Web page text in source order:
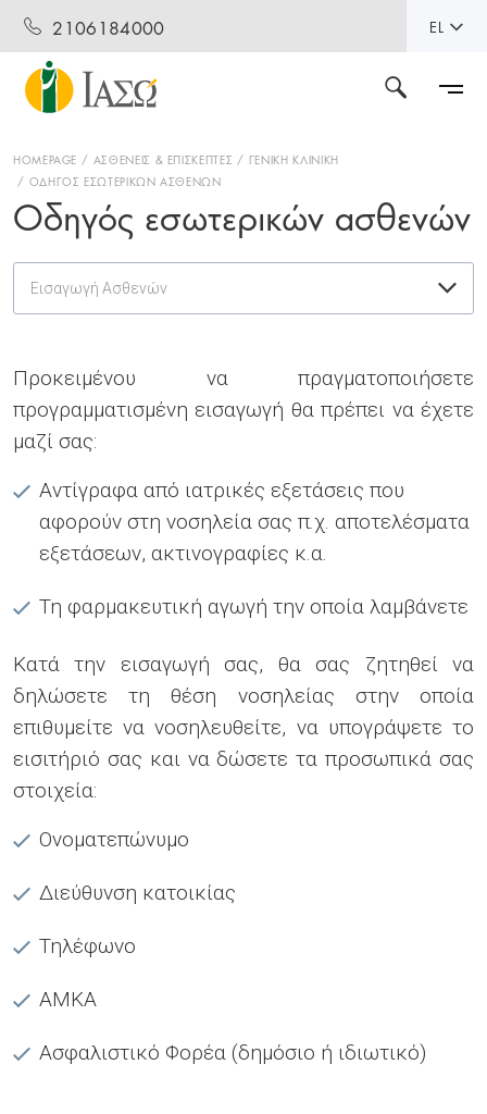
2106184000 EL
HOMEPAGE ΑΣΘΕΝΕΙΣ & ΕΠΙΣΚΕΠΤΕΣ
ΓΕΝΙΚΗ ΚΛΙΝΙΚΗ
ΟΔΗΓΟΣ ΕΣΩΤΕΡΙΚΩΝ ΑΣΘΕΝΩΝ
Οδηγός εσωτερικών ασθενών
Εισαγωγή Ασθενών
Προκειμένου να πραγματοποιήσετε
προγραμματισμένη εισαγωγή θα πρέπει να έχετε
μαζί σας:
Αντίγραφα από ιατρικές εξετάσεις που
αφορούν στη νοσηλεία σας π.χ. αποτελέσματα
εξετάσεων, ακτινογραφίες κ.α.
Τη φαρμακευτική αγωγή την οποία λαμβάνετε
Κατά την εισαγωγή σας, θα σας ζητηθεί να
δηλώσετε τη θέση νοσηλείας στην οποία
επιθυμείτε να νοσηλευθείτε, να υπογράψετε το
εισιτήριό σας και να δώσετε τα προσωπικά σας
στοιχεία:
Ονοματεπώνυμο
Διεύθυνση κατοικίας
Τηλέφωνο
ΑΜΚΑ
Ασφαλιστικό Φορέα (δημόσιο ή ιδιωτικό)